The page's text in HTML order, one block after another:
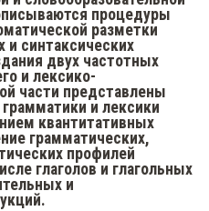
процедуры
разметки
и синтаксических
двух частотных
и лексико-
части представлены
и лексики
квантитативных
грамматических,
профилей
глаголов и глагольных
и